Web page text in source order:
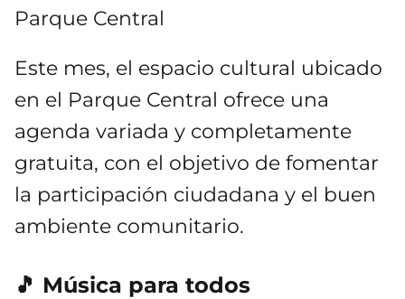
Parque Central
Este mes, el espacio cultural ubicado
en el Parque Central ofrece una
agenda variada y completamente
gratuita, con el objetivo de fomentar
la participación ciudadana y el buen
ambiente comunitario.
🎵 Música para todos